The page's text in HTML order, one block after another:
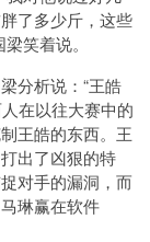
了多少斤，这些
笑着说。
分析说：“王皓
在以往大赛中的
王皓的东西。王
出了凶狠的特
对手的漏洞，而
琳赢在软件